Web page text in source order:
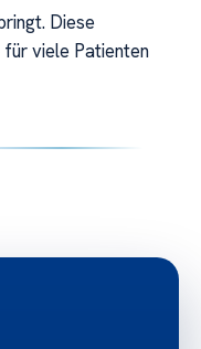
Diese
viele Patienten